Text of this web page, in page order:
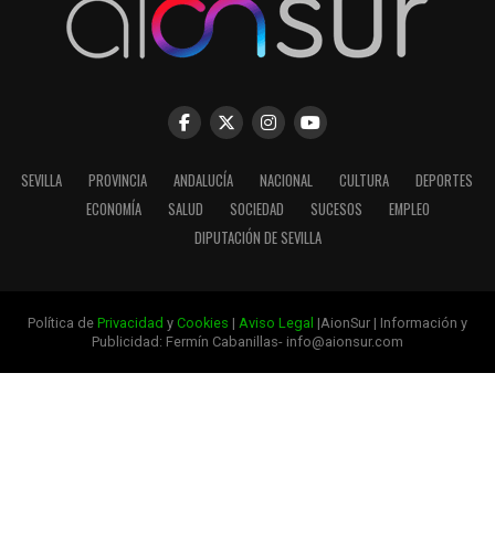
SEVILLA PROVINCIA ANDALUCÍA NACIONAL CULTURA
DEPORTES
ECONOMÍA
SALUD SOCIEDAD SUCESOS
EMPLEO
DIPUTACIÓN DE SEVILLA
Política de Privacidad y Cookies | Aviso Legal |AionSur | Información y
Publicidad: Fermín Cabanillas- info@aionsur.com